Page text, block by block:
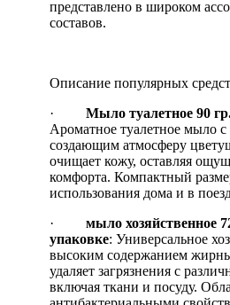
представлено в широком
составов.
Описание популярных
· Мыло туалетное 90
Ароматное туалетное мыло
создающим атмосферу
очищает кожу, оставляя
комфорта. Компактный
использования дома и в
· мыло хозяйственное
упаковке: Универсальное
высоким содержанием
удаляет загрязнения с
включая ткани и посуду.